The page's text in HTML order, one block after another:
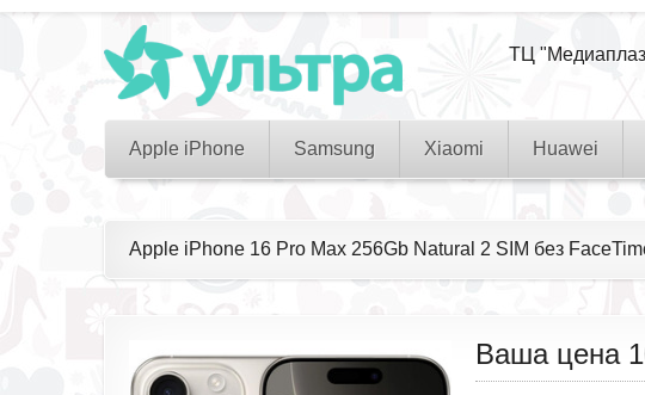
ТЦ
Apple iPhone Samsung Xiaomi Huawei
Apple iPhone 16 Pro Max 256Gb Natural 2 SIM без
Ваша цена